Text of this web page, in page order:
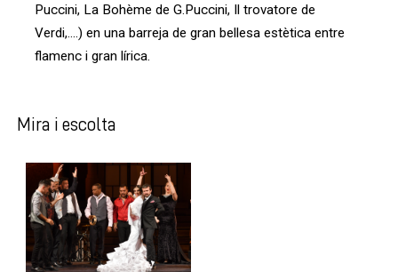
Puccini, La Bohème de G.Puccini, Il trovatore de
Verdi,....) en una barreja de gran bellesa estètica entre
flamenc i gran lírica.
Mira i escolta